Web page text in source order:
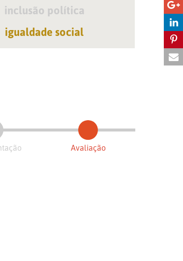
inclusão política
igualdade social
Avaliação